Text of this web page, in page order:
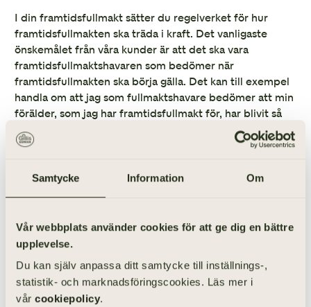
Samtycke Information Om
Vår webbplats använder cookies för att ge dig en bättre
upplevelse.
Du kan själv anpassa ditt samtycke till inställnings-,
statistik- och marknadsföringscookies. Läs mer i
vår cookiepolicy.
I din framtidsfullmakt sätter du regelverket för hur
framtidsfullmakten ska träda i kraft. Det vanligaste
önskemålet från våra kunder är att det ska vara
framtidsfullmaktshavaren som bedömer när
framtidsfullmakten ska börja gälla. Det kan till exempel
handla om att jag som fullmaktshavare bedömer att min
förälder, som jag har framtidsfullmakt för, har blivit så
dement att föräldern inte längre har förmåga att fatta
egna beslut eller att sköta sin ekonomi. Ett annat
bestämmer att det är domstolen som ska besluta om att
ett beslut från domstol, eftersom detta i många fall kan
ta relativt lång tid och innebära en administrativt tung
kunna hålla allt kring framtidsfullmakten inom familjen.